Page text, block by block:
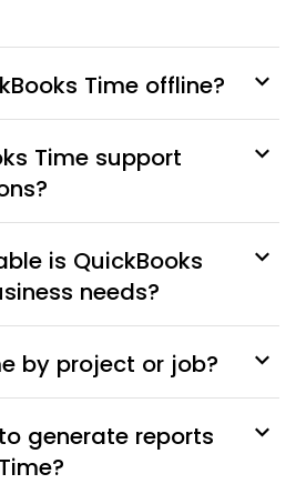
Time offline?
Time support
is QuickBooks
needs?
by project or job?
generate reports